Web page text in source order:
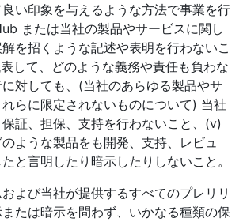
い印象を与えるような方法で事業を行
または当社の製品やサービスに関し
を招くような記述や表明を行わないこ
して、どのような義務や責任も負わな
対しても、(当社のあらゆる製品やサ
らに限定されないものについて) 当社
証、担保、支持を行わないこと、(v)
ような製品をも開発、支持、レビュ
と言明したり暗示したりしないこと。
よび当社が提供するすべてのプレリリ
たは暗示を問わず、いかなる種類の保